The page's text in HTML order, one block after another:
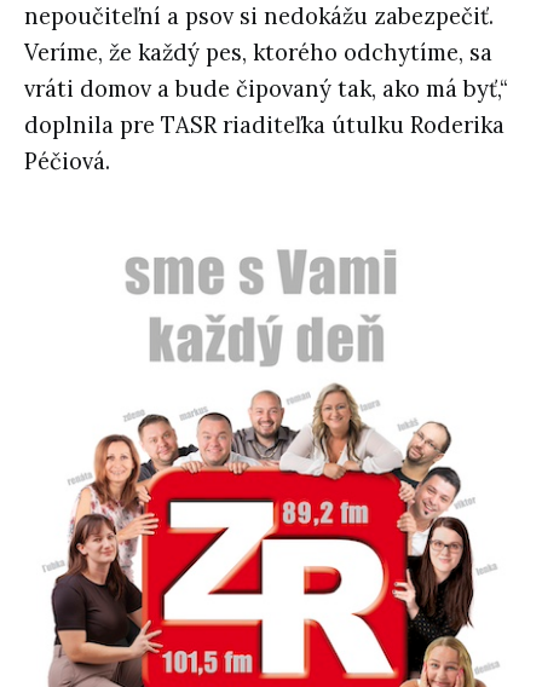
nepoučiteľní a psov si nedokážu zabezpečiť.
Veríme, že každý pes, ktorého odchytíme, sa
vráti domov a bude čipovaný tak, ako má byť,“
doplnila pre TASR riaditeľka útulku Roderika
Péčiová.